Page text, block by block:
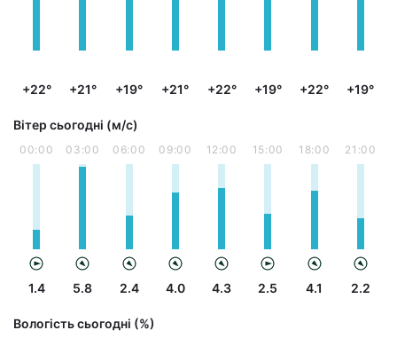
+22° +21° +19° +21° +22° +19° +22° +19°
Вітер сьогодні (м/с)
00:00
1.4
03:00
5.8
06:00
2.4
09:00
4.0
12:00
4.3
15:00
2.5
18:00
4.1
21:00
2.2
Вологість сьогодні (%)